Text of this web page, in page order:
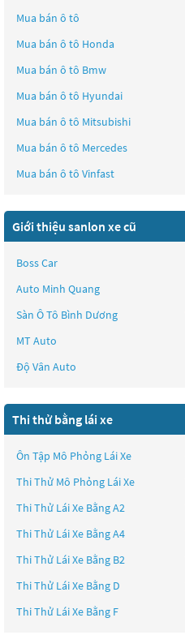
Mua bán ô tô
Mua bán ô tô Honda
Mua bán ô tô Bmw
Mua bán ô tô Hyundai
Mua bán ô tô Mitsubishi
Mua bán ô tô Mercedes
Mua bán ô tô Vinfast
Giới thiệu sanlon xe cũ
Boss Car
Auto Minh Quang
Sàn Ô Tô Bình Dương
MT Auto
Độ Vân Auto
Thi thử bằng lái xe
Ôn Tập Mô Phỏng Lái Xe
Thi Thử Mô Phỏng Lái Xe
Thi Thử Lái Xe Bằng A2
Thi Thử Lái Xe Bằng A4
Thi Thử Lái Xe Bằng B2
Thi Thử Lái Xe Bằng D
Thi Thử Lái Xe Bằng F